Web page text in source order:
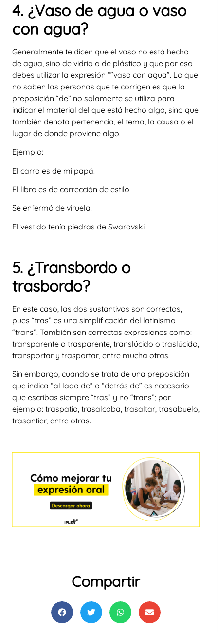
4. ¿Vaso de agua o vaso
con agua?
Generalmente te dicen que el vaso no está hecho
de agua, sino de vidrio o de plástico y que por eso
debes utilizar la expresión “”vaso con agua”. Lo que
no saben las personas que te corrigen es que la
preposición “de” no solamente se utiliza para
indicar el material del que está hecho algo, sino que
también denota pertenencia, el tema, la causa o el
lugar de donde proviene algo.
Ejemplo:
El carro es de mi papá.
El libro es de corrección de estilo
Se enfermó de viruela.
El vestido tenía piedras de Swarovski
5. ¿Transbordo o
trasbordo?
En este caso, las dos sustantivos son correctos,
pues “tras” es una simplificación del latinismo
“trans”. También son correctas expresiones como:
transparente o trasparente, translúcido o traslúcido,
transportar y trasportar, entre mucha otras.
Sin embargo, cuando se trata de una preposición
que indica “al lado de” o “detrás de” es necesario
que escribas siempre “tras” y no “trans”; por
ejemplo: traspatio, trasalcoba, trasaltar, trasabuelo,
trasantier, entre otras.
Compartir